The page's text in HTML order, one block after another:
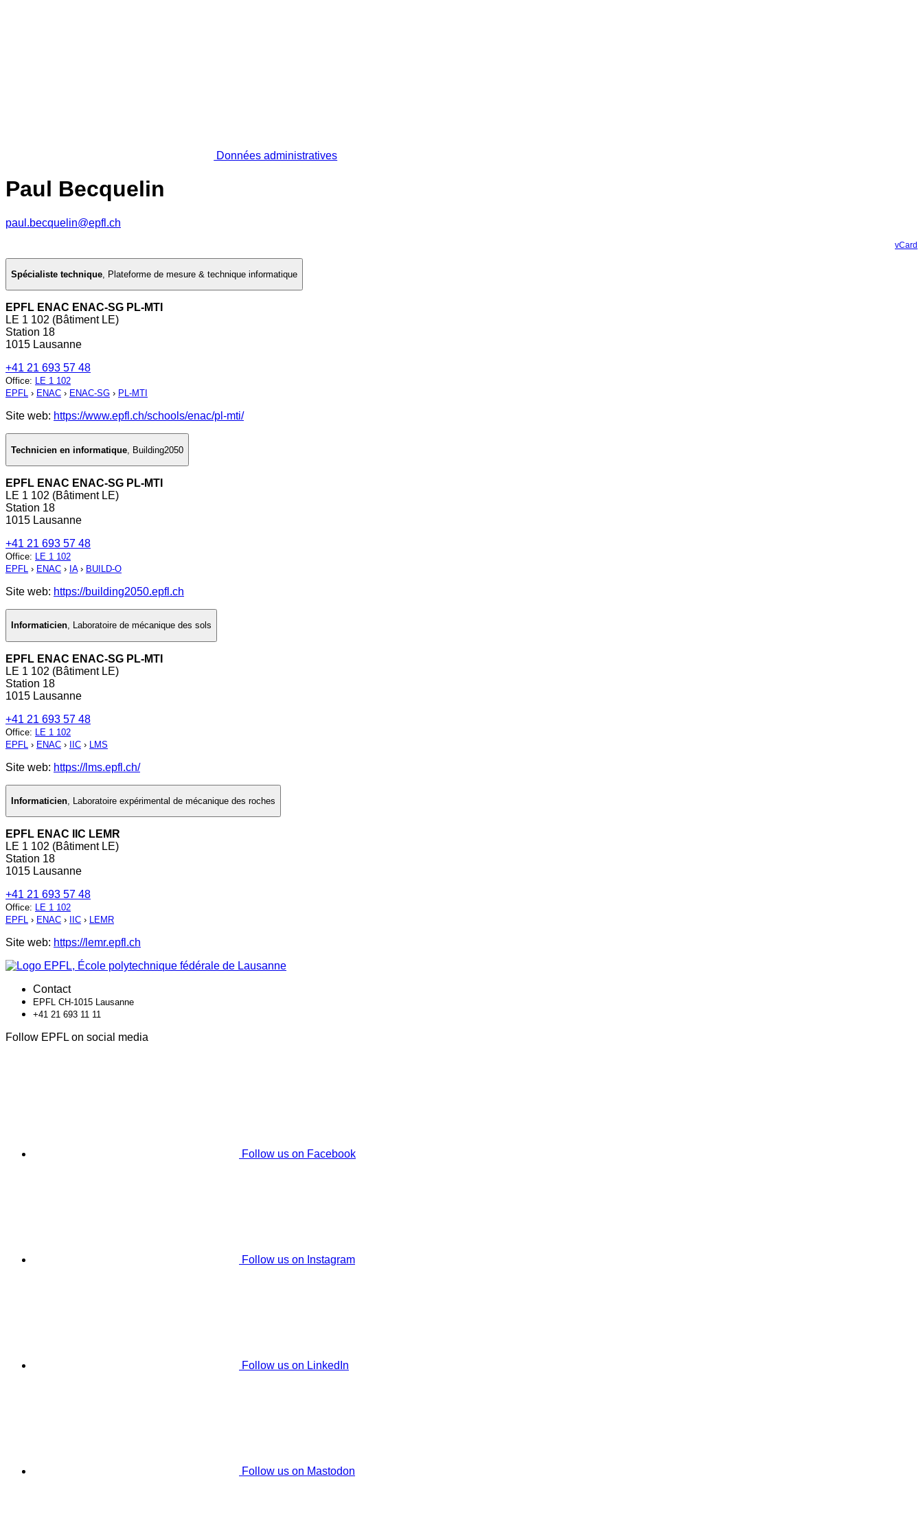
Données administratives
Paul Becquelin
paul.becquelin@epfl.ch
vCard
Spécialiste technique, Plateforme de mesure & technique informatique
EPFL ENAC ENAC-SG PL-MTI
LE 1 102 (Bâtiment LE)
Station 18
1015 Lausanne
+41 21 693 57 48
Office: LE 1 102
EPFL › ENAC › ENAC-SG › PL-MTI
Site web: https://www.epfl.ch/schools/enac/pl-mti/
Technicien en informatique Building2050
EPFL ENAC ENAC-SG PL-MTI
LE 1 102 (Bâtiment LE)
Station 18
1015 Lausanne
+41 21 693 57 48
Office: LE 1 102
EPFL › ENAC › IA› BUILD-O
Site web: https://building2050.epfl.ch
Informaticien, Laboratoire de mécanique des sols
EPFL ENAC ENAC-SG PL-MTI
LE 1 102 (Bâtiment LE)
Station 18
1015 Lausanne
+41 21 693 57 48
Office: LE 1 102
EPFL › ENAC › IIC › LMS
Site web: https://lms.epfl.ch/
Informaticien, Laboratoire expérimental de mécanique des roches
EPFL ENAC IIC LEMR
LE 1 102 (Bâtiment LE)
Station 18
1015 Lausanne
+41 21 693 57 48
Office: LE 1 102
EPFL › ENAC › IIC › LEMR
Site web: https://lemr.epfl.ch
Contact
EPFL CH-1015 Lausanne
+41 21 693 11 11
Follow EPFL on social media
Follow us on Facebook
Follow us on Instagram
Follow us on LinkedIn
Follow us on Mastodon